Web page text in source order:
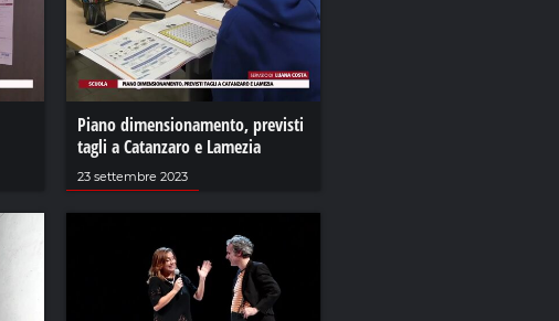
Piano dimensionamento, previsti
tagli a Catanzaro e Lamezia
23 settembre 2023